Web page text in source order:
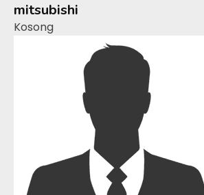
mitsubishi
Kosong